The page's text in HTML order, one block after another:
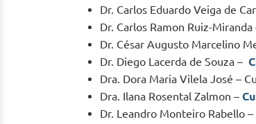
Dr. Carlos Eduardo Veiga de
Dr. Carlos Ramon Ruiz-Miranda
Dr. César Augusto Marcelino
Dr. Diego Lacerda de Souza –
Dra. Dora Maria Vilela José –
Dra. Ilana Rosental Zalmon –
Dr. Leandro Monteiro Rabello –